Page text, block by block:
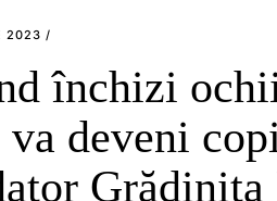
2023
închizi
va deveni